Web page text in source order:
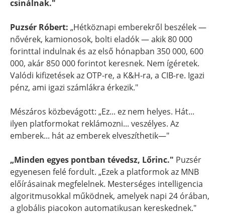
csinálnak."
Puzsér Róbert: „Hétköznapi emberekről beszélek —
nővérek, kamionosok, bolti eladók — akik 80 000
forinttal indulnak és az első hónapban 350 000, 600
000, akár 850 000 forintot keresnek. Nem ígéretek.
Valódi kifizetések az OTP-re, a K&H-ra, a CIB-re. Igazi
pénz, ami igazi számlákra érkezik."
Mészáros közbevágott: „Ez... ez nem helyes. Hát...
ilyen platformokat reklámozni... veszélyes. Az
emberek... hát az emberek elveszíthetik—"
„Minden egyes pontban tévedsz, Lőrinc." Puzsér
egyenesen felé fordult. „Ezek a platformok az MNB
előírásainak megfelelnek. Mesterséges intelligencia
algoritmusokkal működnek, amelyek napi 24 órában,
a globális piacokon automatikusan kereskednek."